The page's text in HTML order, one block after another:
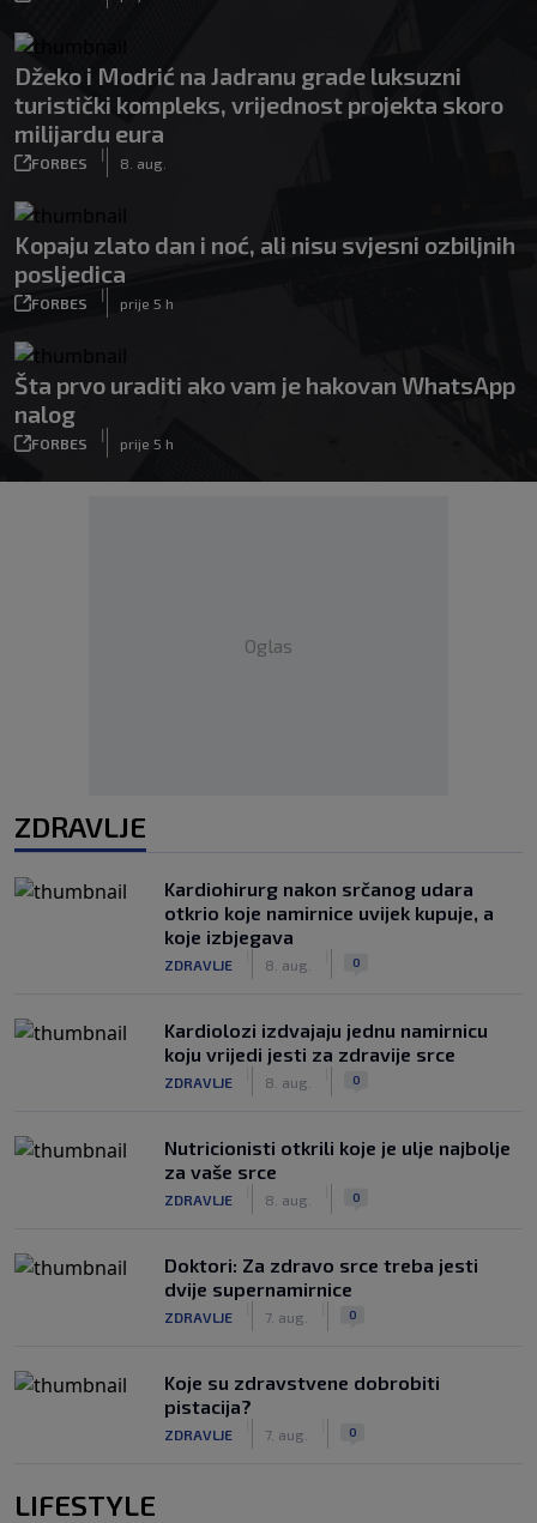
Džeko i Modrić na Jadranu grade luksuzni
turistički kompleks, vrijednost projekta skoro
milijardu eura
FORBES
|
8. aug.
Kopaju zlato dan i noć, ali nisu svjesni ozbiljnih
posljedica
FORBES
|
prije 5 h
Šta prvo uraditi ako vam je hakovan WhatsApp
nalog
FORBES
|
prije 5 h
Oglas
ZDRAVLJE
Kardiohirurg nakon srčanog udara
otkrio koje namirnice uvijek kupuje, a
koje izbjegava
ZDRAVLJE 8. aug. 0
Kardiolozi izdvajaju jednu namirnicu
koju vrijedi jesti za zdravije srce
ZDRAVLJE 8. aug. 0
Nutricionisti otkrili koje je ulje najbolje
za vaše srce
ZDRAVLJE 8. aug. 0
Doktori: Za zdravo srce treba jesti
dvije supernamirnice
ZDRAVLJE 7. aug. 0
Koje su zdravstvene dobrobiti
pistacija?
ZDRAVLJE 7. aug. 0
LIFESTYLE